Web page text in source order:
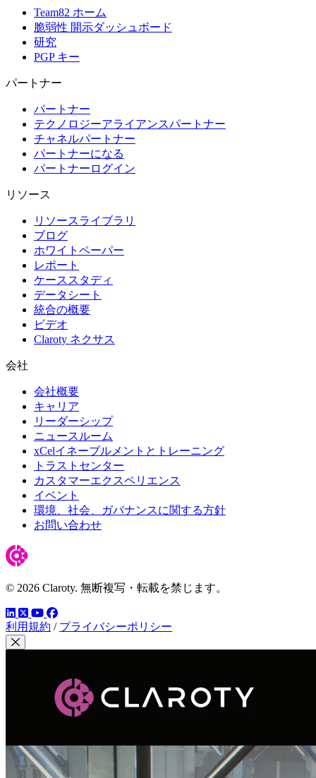
Team82 ホーム
脆弱性 開示ダッシュボード
研究
PGP キー
パートナー
パートナー
テクノロジーアライアンスパートナー
チャネルパートナー
パートナーになる
パートナーログイン
リソース
リソースライブラリ
ブログ
ホワイトペーパー
レポート
ケーススタディ
データシート
統合の概要
ビデオ
Claroty ネクサス
会社
会社概要
キャリア
リーダーシップ
ニュースルーム
xCelイネーブルメントとトレーニング
トラストセンター
カスタマーエクスペリエンス
イベント
環境、社会、ガバナンスに関する方針
お問い合わせ
© 2026 Claroty. 無断複写・転載を禁じます。
LinkedIn
ツイッター
YouTube
Facebook
利用規約 / プライバシーポリシー
モーダルを閉じる